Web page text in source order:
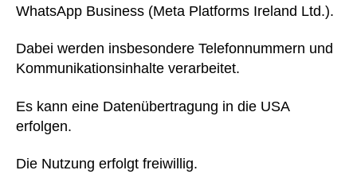
WhatsApp Business (Meta Platforms Ireland Ltd.).
Dabei werden insbesondere Telefonnummern und
Kommunikationsinhalte verarbeitet.
Es kann eine Datenübertragung in die USA
erfolgen.
Die Nutzung erfolgt freiwillig.